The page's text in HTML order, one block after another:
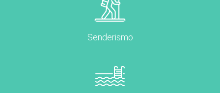
Senderismo